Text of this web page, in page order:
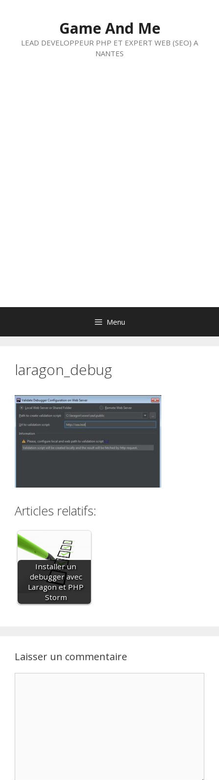
Game And Me
LEAD DEVELOPPEUR PHP ET EXPERT WEB (SEO) A
NANTES
Menu
laragon_debug
Articles relatifs:
Installer un
debugger avec
Laragon et PHP
Storm
Laisser un commentaire